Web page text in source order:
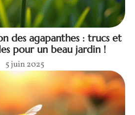
des agapanthes : trucs et
pour un beau jardin !
5 juin 2025